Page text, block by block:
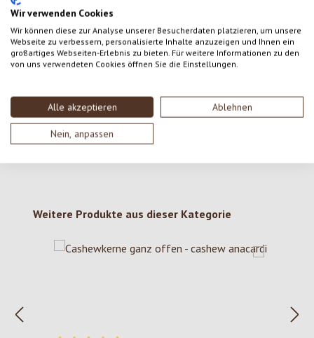
Wir verwenden Cookies
Wir können diese zur Analyse unserer Besucherdaten platzieren, um unsere
Webseite zu verbessern, personalisierte Inhalte anzuzeigen und Ihnen ein
großartiges Webseiten-Erlebnis zu bieten. Für weitere Informationen zu den
von uns verwendeten Cookies öffnen Sie die Einstellungen.
Alle akzeptieren Ablehnen
Nein, anpassen
Bewertungen nur in der aktuellen Sprache anzeigen.
deine Erkenntnisse mit anderen.
Produktgalerie überspringen
Weitere Produkte aus dieser Kategorie